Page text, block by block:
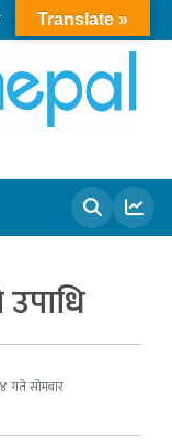
गते सोमबार
Translate »